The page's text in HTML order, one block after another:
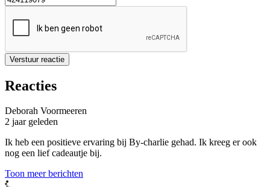
Verstuur reactie
Reacties
Deborah Voormeeren
2 jaar geleden
Ik heb een positieve ervaring bij By-charlie gehad. Ik kreeg er ook
nog een lief cadeautje bij.
Toon meer berichten